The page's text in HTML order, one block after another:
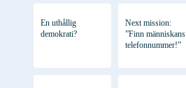
En uthållig
demokrati?
Next mission:
”Finn människans
telefonnummer!”